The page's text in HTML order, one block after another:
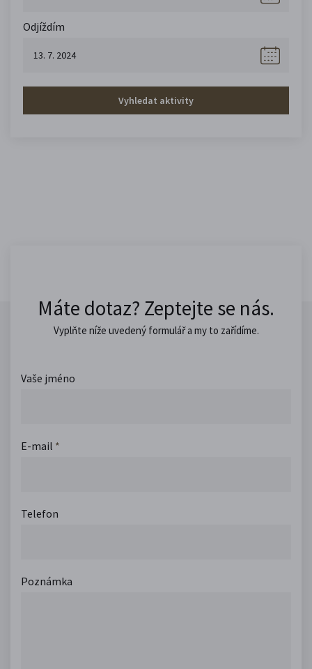
Odjíždím
Vyhledat aktivity
Máte dotaz? Zeptejte se nás.
Vyplňte níže uvedený formulář a my to zařídíme.
Vaše jméno
E-mail *
Telefon
Poznámka